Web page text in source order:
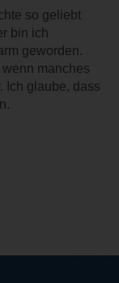
so geliebt
bin ich
geworden.
manches
Ich glaube, dass